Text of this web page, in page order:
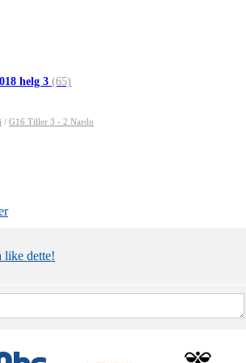
helg 3 (65)
/ G16 Tiller 3 - 2 Nardo
like dette!